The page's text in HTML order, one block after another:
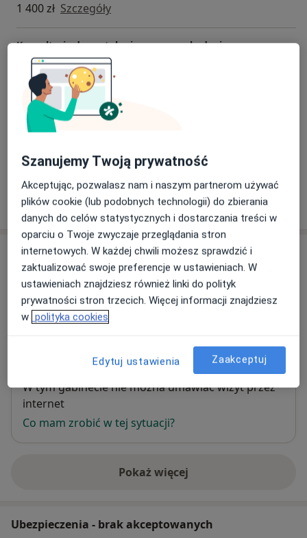
1 400 zł Szczegóły
Konsultacja dermatologiczna wraz z badaniem
wideodermatoskopowym
400 zł Szczegóły
Laser frakcyjny CO2 twarz
1 500 zł
+ 7 usług
W jaki sposób ustalane są ceny?
Adres
Vanilla Med Przychodnia Specjalistyczna
ul. Lelewela 33, Koniuchy, 87-100Toruń
Powiększ mapęotwiera się w nowej karcie
Dostępność
W tym gabinecie nie można umawiać wizyt przez
internet
Co mam zrobić w tej sytuacji?
Pokaż więcej
o adresie
Ubezpieczenia - brak akceptowanych
Szanujemy Twoją prywatność
Akceptując, pozwalasz nam i naszym partnerom używać
plików cookie (lub podobnych technologii) do zbierania
danych do celów statystycznych i dostarczania treści w
oparciu o Twoje zwyczaje przeglądania stron
internetowych. W każdej chwili możesz sprawdzić i
zaktualizować swoje preferencje w ustawieniach. W
ustawieniach znajdziesz również linki do polityk
prywatności stron trzecich. Więcej informacji znajdziesz
w polityka cookies
Edytuj ustawienia Zaakceptuj